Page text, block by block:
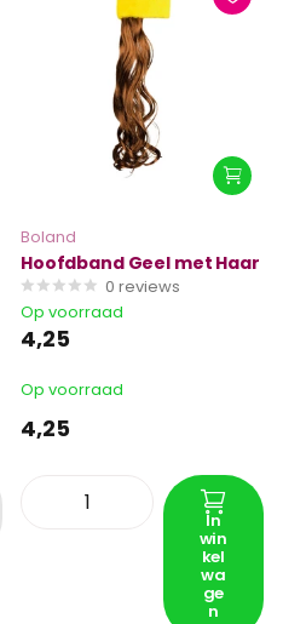
Boland
Hoofdband Geel met Haar
0 reviews
Op voorraad
4,25
Op voorraad
4,25
In
win
kel
wa
ge
n